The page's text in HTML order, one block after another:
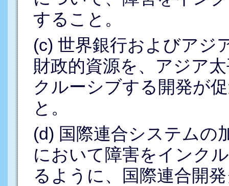
すること。
(c) 世界銀行およびアジ
財政的資源を、アジア
クルーシブする開発が
と。
(d) 国際連合システムの
において障害をインク
るように、国際連合開